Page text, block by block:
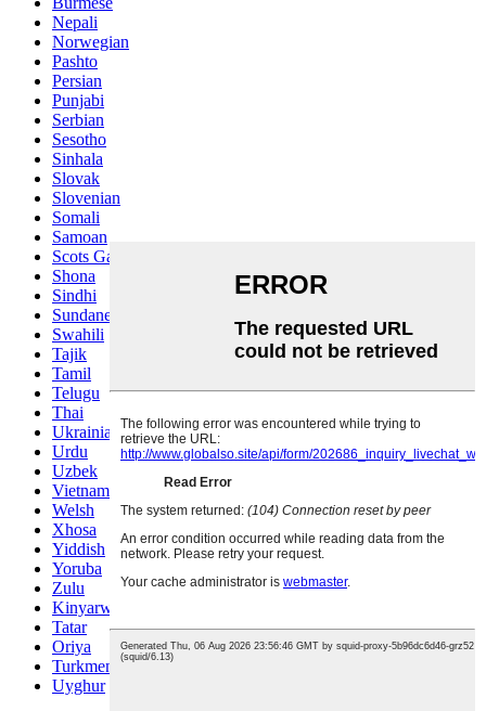
Nepali
Norwegian
Pashto
Persian
Punjabi
Serbian
Sesotho
Sinhala
Slovak
Slovenian
Somali
Samoan
Scots Gaelic
Shona
Sindhi
Sundanese
Swahili
Tajik
Tamil
Telugu
Thai
Ukrainian
Urdu
Uzbek
Vietnamese
Welsh
Xhosa
Yiddish
Yoruba
Zulu
Kinyarwanda
Tatar
Oriya
Turkmen
Uyghur